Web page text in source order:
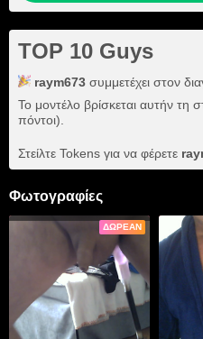
TOP 10 Guys
raym673 συμμετέχει στον
Το μοντέλο βρίσκεται αυτήν τη
πόντοι).
Στείλτε Tokens για να φέρετε
Φωτογραφίες
ΔΩΡΕΆΝ